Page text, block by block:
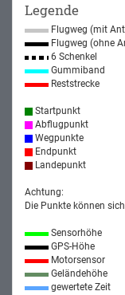
Legende
Flugweg (mit
Flugweg (ohne
6 Schenkel
Gummiband
Reststrecke
Startpunkt
Abflugpunkt
Wegpunkte
Endpunkt
Landepunkt
Achtung:
Die Punkte können
Sensorhöhe
GPS-Höhe
Motorsensor
Geländehöhe
gewertete Zeit